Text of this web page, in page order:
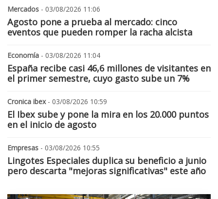
Mercados - 03/08/2026 11:06
Agosto pone a prueba al mercado: cinco
eventos que pueden romper la racha alcista
Economía - 03/08/2026 11:04
España recibe casi 46,6 millones de visitantes en
el primer semestre, cuyo gasto sube un 7%
Cronica ibex- 03/08/2026 10:59
El Ibex sube y pone la mira en los 20.000 puntos
en el inicio de agosto
Empresas - 03/08/2026 10:55
Lingotes Especiales duplica su beneficio a junio
pero descarta "mejoras significativas" este año